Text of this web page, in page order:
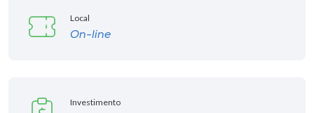
Editora
Local
On-line
Investimento